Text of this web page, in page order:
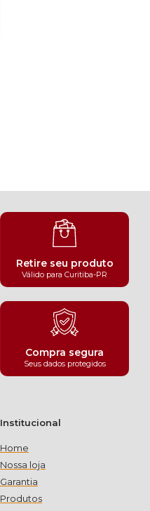
Retire seu produto
Válido para Curitiba-PR
Compra segura
Seus dados protegidos
Institucional
Home
Nossa loja
Garantia
Produtos